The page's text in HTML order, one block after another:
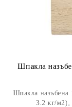
Шпакла
Шпакла
3.2 кг/м2),